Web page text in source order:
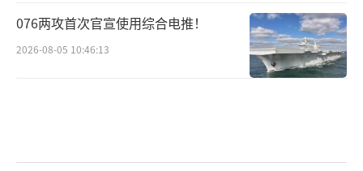
076两攻首次官宣使用综合电推！
2026-08-05 10:46:13